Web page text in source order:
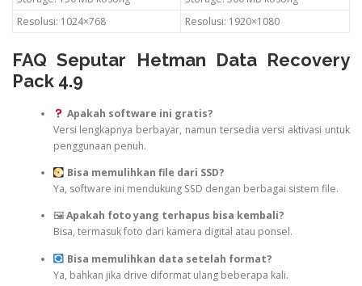
Resolusi: 1024×768
Resolusi: 1920×1080
FAQ Seputar Hetman Data Recovery
Pack 4.9
Apakah software ini gratis?
Versi lengkapnya berbayar, namun tersedia versi aktivasi untuk
penggunaan penuh.
Bisa memulihkan file dari SSD?
Ya, software ini mendukung SSD dengan berbagai sistem file.
🖼Apakah foto yang terhapus bisa kembali?
Bisa, termasuk foto dari kamera digital atau ponsel.
Bisa memulihkan data setelah format?
Ya, bahkan jika drive diformat ulang beberapa kali.